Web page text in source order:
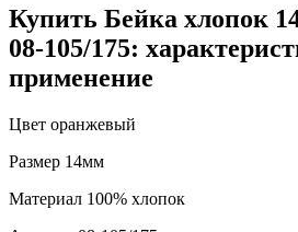
Купить Бейка хлопок
08-105/175:
применение
Цвет оранжевый
Размер 14мм
Материал 100% хлопок